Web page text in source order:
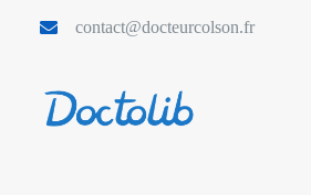
contact@docteurcolson.fr